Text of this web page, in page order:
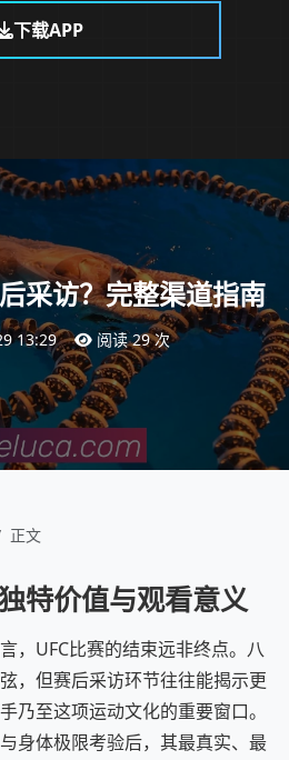
下载APP
采访？完整渠道指南
13:29 阅读 29 次
正文
特价值与观看意义
，UFC比赛的结束远非终点。八
，但赛后采访环节往往能揭示更
乃至这项运动文化的重要窗口。
身体极限考验后，其最真实、最